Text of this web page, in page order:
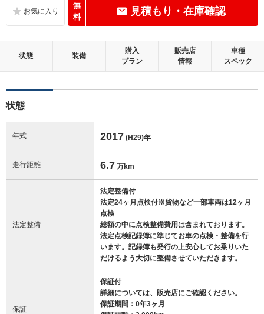
無
料
見積もり・在庫確認
状態 装備
購入
プラン
販売店
情報
車種
スペック
状態
年式 2017 (H29)年
走行距離 6.7 万km
法定整備
法定整備付
法定24ヶ月点検付※貨物など一部車両は12ヶ月
点検
総額の中に点検整備費用は含まれております。
法定点検記録簿に準じてお車の点検・整備を行
います。記録簿も発行の上安心してお乗りいた
だけるよう大切に整備させていただきます。
保証
保証付
詳細については、販売店にご確認ください。
保証期間：0年3ヶ月